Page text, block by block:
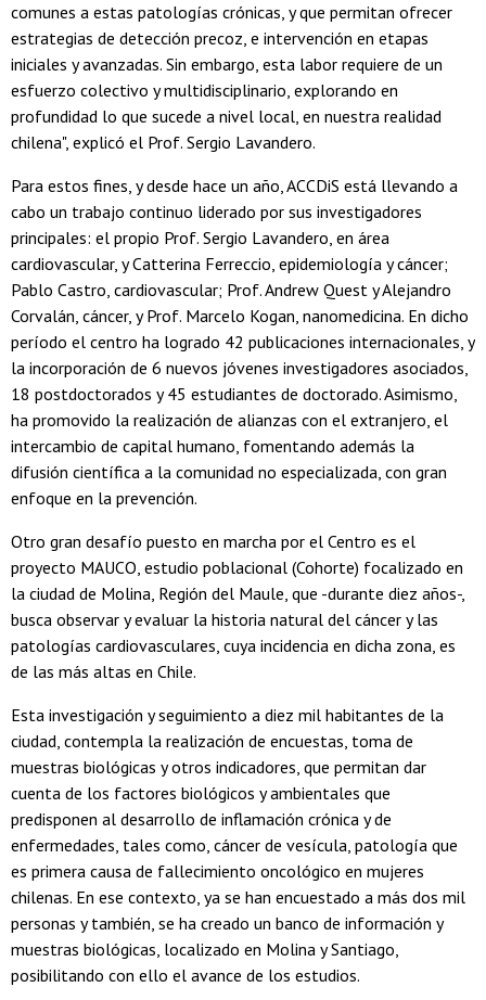
comunes a estas patologías crónicas, y que permitan ofrecer
estrategias de detección precoz, e intervención en etapas
iniciales y avanzadas. Sin embargo, esta labor requiere de un
esfuerzo colectivo y multidisciplinario, explorando en
profundidad lo que sucede a nivel local, en nuestra realidad
chilena", explicó el Prof. Sergio Lavandero.
Para estos fines, y desde hace un año, ACCDiS está llevando a
cabo un trabajo continuo liderado por sus investigadores
principales: el propio Prof. Sergio Lavandero, en área
cardiovascular, y Catterina Ferreccio, epidemiología y cáncer;
Pablo Castro, cardiovascular; Prof. Andrew Quest y Alejandro
Corvalán, cáncer, y Prof. Marcelo Kogan, nanomedicina. En dicho
período el centro ha logrado 42 publicaciones internacionales, y
la incorporación de 6 nuevos jóvenes investigadores asociados,
18 postdoctorados y 45 estudiantes de doctorado. Asimismo,
ha promovido la realización de alianzas con el extranjero, el
intercambio de capital humano, fomentando además la
difusión científica a la comunidad no especializada, con gran
enfoque en la prevención.
Otro gran desafío puesto en marcha por el Centro es el
proyecto MAUCO, estudio poblacional (Cohorte) focalizado en
la ciudad de Molina, Región del Maule, que -durante diez años-,
busca observar y evaluar la historia natural del cáncer y las
patologías cardiovasculares, cuya incidencia en dicha zona, es
de las más altas en Chile.
Esta investigación y seguimiento a diez mil habitantes de la
ciudad, contempla la realización de encuestas, toma de
muestras biológicas y otros indicadores, que permitan dar
cuenta de los factores biológicos y ambientales que
predisponen al desarrollo de inflamación crónica y de
enfermedades, tales como, cáncer de vesícula, patología que
es primera causa de fallecimiento oncológico en mujeres
chilenas. En ese contexto, ya se han encuestado a más dos mil
personas y también, se ha creado un banco de información y
muestras biológicas, localizado en Molina y Santiago,
posibilitando con ello el avance de los estudios.